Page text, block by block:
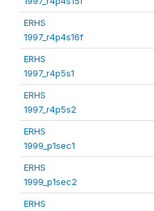
ERHS
1997_r4p4s16f
ERHS
1997_r4p5s1
ERHS
1997_r4p5s2
ERHS
1999_p1sec1
ERHS
1999_p1sec2
ERHS